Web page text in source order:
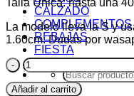
CALZADO
COMPLEMENTOS
REBAJAS
FIESTA
Buscar
por:
La modelo lleva la S y
1.60cm. Dudas por
Pantalón
Akita
cantidad
Añadir al carrito